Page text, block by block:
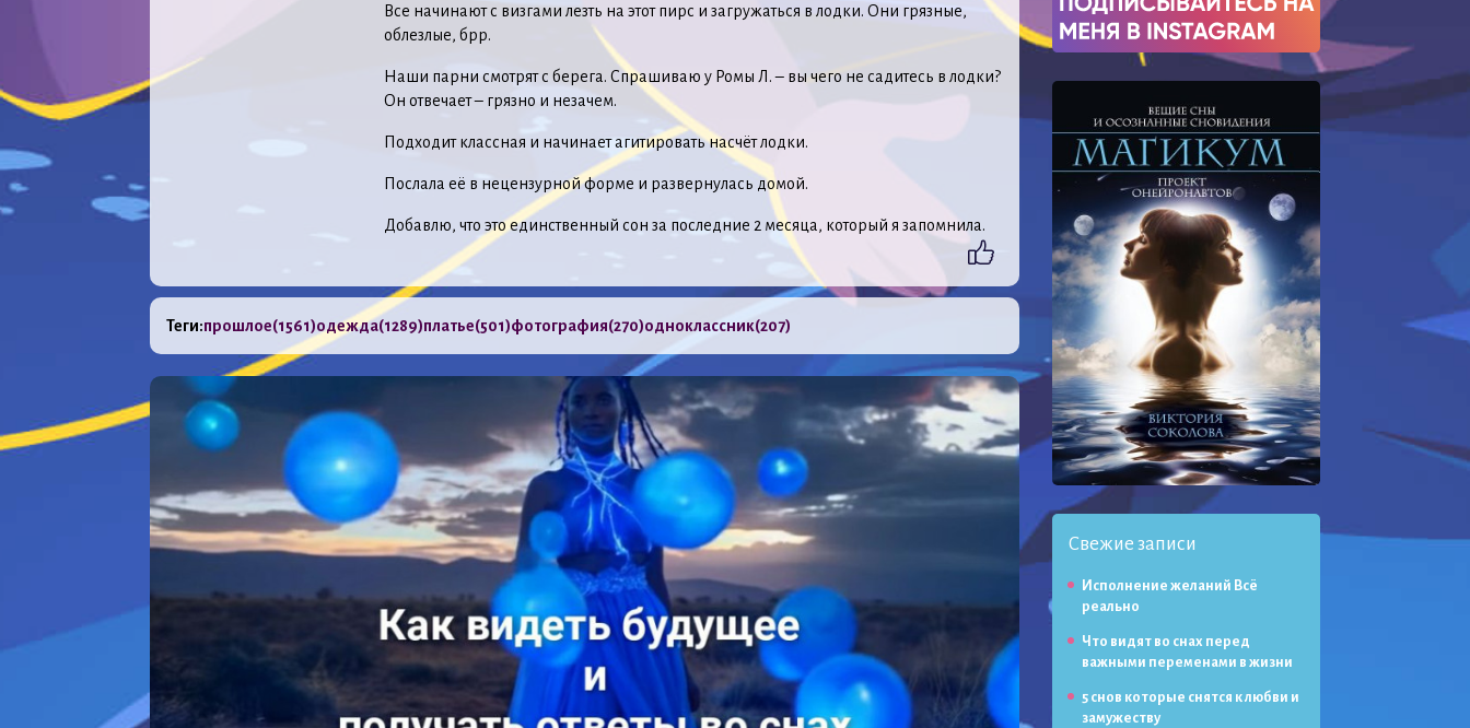
Все начинают с визгами лезть на этот пирс и загружаться в лодки. Они грязные,
облезлые, брр.
Наши парни смотрят с берега. Спрашиваю у Ромы Л. – вы чего не садитесь в лодки?
Он отвечает – грязно и незачем.
Подходит классная и начинает агитировать насчёт лодки.
Послала её в нецензурной форме и развернулась домой.
Добавлю, что это единственный сон за последние 2 месяца, который я запомнила.
Теги:прошлое(1561)одежда(1289)платье(501)фотография(270)одноклассник(207)
Свежие записи
Исполнение желаний Всё
реально
Что видят во снах перед
важными переменами в жизни
5 снов которые снятся к любви и
замужеству